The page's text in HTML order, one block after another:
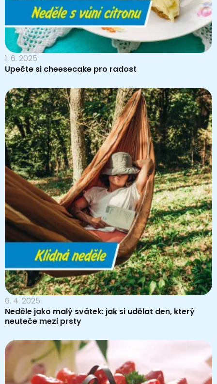
1. 6. 2025
Upečte si cheesecake pro radost
6. 4. 2025
Neděle jako malý svátek: jak si udělat den, který
neuteče mezi prsty